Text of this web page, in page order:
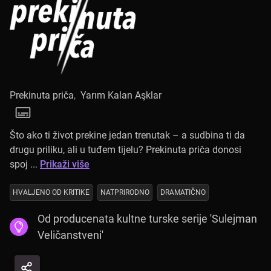
Prekinuta priča, Yarım Kalan Aşklar
Što ako ti život prekine jedan trenutak – a sudbina ti da
drugu priliku, ali u tuđem tijelu? Prekinuta priča donosi
spoj ... Prikaži više
HVALJENO OD KRITIKE NATPRIRODNO DRAMATIČNO
Od producenata kultne turske serije 'Sulejman
Veličanstveni'